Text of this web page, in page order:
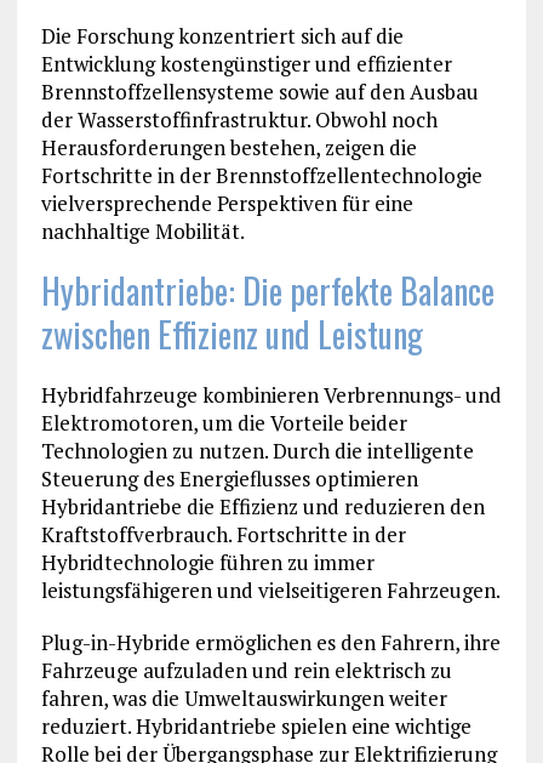
Die Forschung konzentriert sich auf die
Entwicklung kostengünstiger und effizienter
Brennstoffzellensysteme sowie auf den Ausbau
der Wasserstoffinfrastruktur. Obwohl noch
Herausforderungen bestehen, zeigen die
Fortschritte in der Brennstoffzellentechnologie
vielversprechende Perspektiven für eine
nachhaltige Mobilität.
Hybridantriebe: Die perfekte Balance
zwischen Effizienz und Leistung
Hybridfahrzeuge kombinieren Verbrennungs- und
Elektromotoren, um die Vorteile beider
Technologien zu nutzen. Durch die intelligente
Steuerung des Energieflusses optimieren
Hybridantriebe die Effizienz und reduzieren den
Kraftstoffverbrauch. Fortschritte in der
Hybridtechnologie führen zu immer
leistungsfähigeren und vielseitigeren Fahrzeugen.
Plug-in-Hybride ermöglichen es den Fahrern, ihre
Fahrzeuge aufzuladen und rein elektrisch zu
fahren, was die Umweltauswirkungen weiter
reduziert. Hybridantriebe spielen eine wichtige
Rolle bei der Übergangsphase zur Elektrifizierung